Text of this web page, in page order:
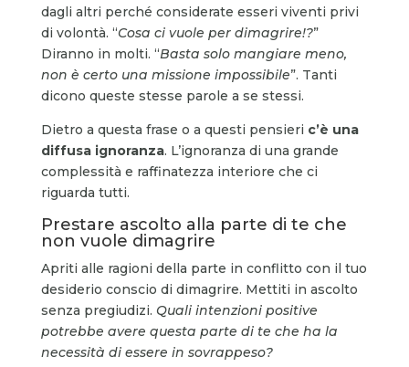
dagli altri perché considerate esseri viventi privi
di volontà. “Cosa ci vuole per dimagrire!?”
Diranno in molti. “Basta solo mangiare meno,
non è certo una missione impossibile”. Tanti
dicono queste stesse parole a se stessi.
Dietro a questa frase o a questi pensieri c’è una
diffusa ignoranza. L’ignoranza di una grande
complessità e raffinatezza interiore che ci
riguarda tutti.
Prestare ascolto alla parte di te che
non vuole dimagrire
Apriti alle ragioni della parte in conflitto con il tuo
desiderio conscio di dimagrire. Mettiti in ascolto
senza pregiudizi. Quali intenzioni positive
potrebbe avere questa parte di te che ha la
necessità di essere in sovrappeso?